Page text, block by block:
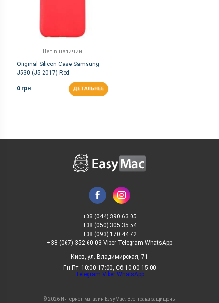
Нет в наличии
Original Silicon Case Samsung
J530 (J5-2017) Red
0 грн ДЕТАЛЬНЕЕ
+38 (044) 390 63 05
+38 (050) 305 35 54
+38 (093) 170 44 72
+38 (067) 352 60 03 Viber Telegram WhatsApp
Киев, ул. Владимирская, 71
Пн-Пт: 10:00-17:00, Сб:10:00-15:00
Telegram Viber WhatsApp
© 2026 Интернет-магазин EasyMac. Все права защищены